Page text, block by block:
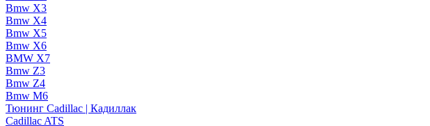
Bmw X3
Bmw X4
Bmw X5
Bmw X6
BMW X7
Bmw Z3
Bmw Z4
Bmw М6
Тюнинг Cadillac | Кадиллак
Cadillac ATS